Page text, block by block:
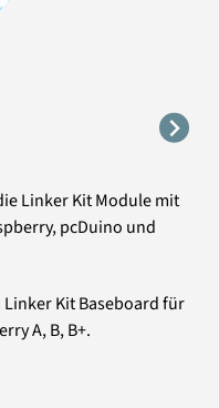
Linker Kit Module mit
pcDuino und
Kit Baseboard für
A, B, B+.